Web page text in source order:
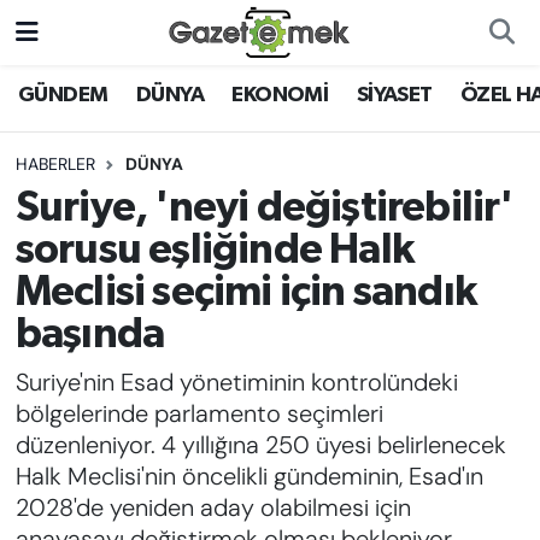
GÜNDEM DÜNYA EKONOMİ SİYASET ÖZEL
HABERLER DÜNYA
Suriye, 'neyi değiştirebilir'
sorusu eşliğinde Halk
Meclisi seçimi için sandık
başında
Suriye'nin Esad yönetiminin kontrolündeki
bölgelerinde parlamento seçimleri
düzenleniyor. 4 yıllığına 250 üyesi belirlenecek
Halk Meclisi'nin öncelikli gündeminin, Esad'ın
2028'de yeniden aday olabilmesi için
DÜNYA
EKONOMİ
EMEK HABERLERİ
YENİ MEDYADA EMEK
GAZETECİLİĞİNİ GELİŞTİRMEK
FAYDALI BİLGİLER
GÜNDEM
EĞİTİM
Nöbetçi Eczaneler
Hava Durumu
İstanbul Namaz Vakitleri
Trafik Durumu
Süper Lig Puan Durumu ve Fikstür
Tüm Manşetler
Son Dakika Haberleri
Haber Arşivi